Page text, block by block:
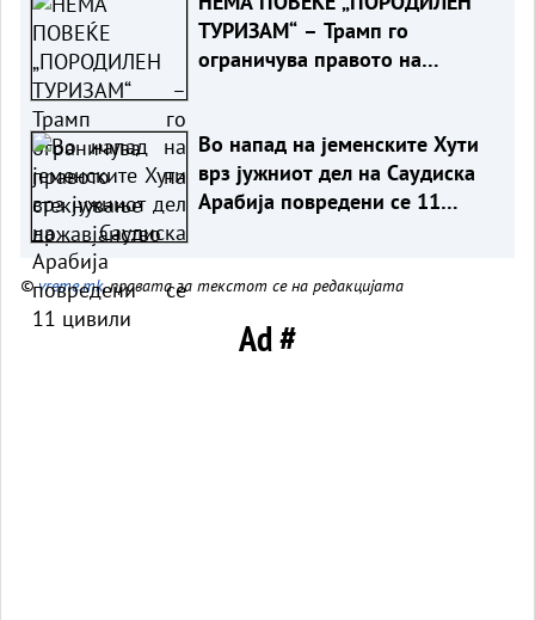
ТУРИЗАМ“ – Трамп го
ограничува правото на
Во напад на јеменските Хути
врз јужниот дел на Саудиска
Арабија повредени се 11
©vreme.mk, правата за текстот се на редакцијата
Ad #